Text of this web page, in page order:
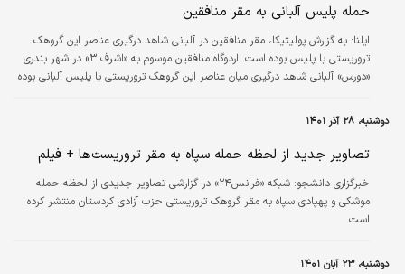
حمله پلیس آلبانی به مقر منافقین
ایلنا: به گزارش پولیتیکا، مقر منافقین در آلبانی شاهد درگیری عناصر این گروهک
تروریستی با پلیس بوده است. ‌‌‌اردوگاه ‌‌‌منافقین موسوم به «اشرف ۳» در شهر بندری
«دورس» آلبانی شاهد درگیری میان عناصر این گروهک تروریستی با پلیس آلبانی بوده
تاکنون این آمار را تایید نکرده‌‌‌‎اند.
دوشنبه، ۲۸ آذر ۱۴۰۱
تصاویر جدید از لحظه حمله سپاه به مقر تروریست‌ها + فیلم
خبرگزاری دانشجو:
شبکه «فرانس۲۴» در گزارشی تصاویر جدیدی از لحظه حمله
موشکی و پهپادی سپاه به مقر گروهک‌ تروریستی حزب آزادی کردستان منتشر کرده
است.
دوشنبه، ۲۳ آبان ۱۴۰۱